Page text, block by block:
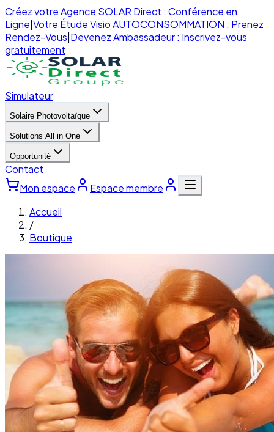
Créez votre Agence SOLAR Direct : Conférence en
Ligne Votre Étude Visio AUTOCONSOMMATION : Prenez
Rendez-Vous Devenez Ambassadeur : Inscrivez-vous
gratuitement
Simulateur
Solaire Photovoltaïque
Solutions All in One
Opportunité
Contact
Mon espace
Espace membre
Accueil
/
Boutique